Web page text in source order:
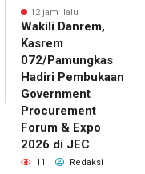
12 jam lalu
Wakili Danrem,
Kasrem
072/Pamungkas
Hadiri Pembukaan
Government
Procurement
Forum & Expo
2026 di JEC
11 Redaksi